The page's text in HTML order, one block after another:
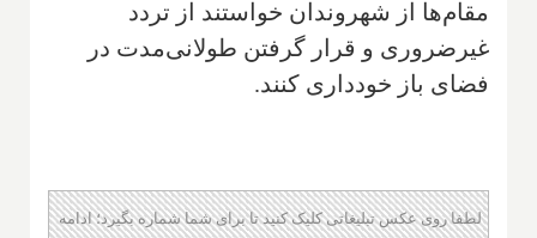
مقام‌ها از شهروندان خواستند از تردد
غیرضروری و قرار گرفتن طولانی‌مدت در
فضای باز خودداری کنند.
لطفا روی عکس تبلیغاتی کلیک کنید تا برای شما شماره بگیرد؛ ادامه